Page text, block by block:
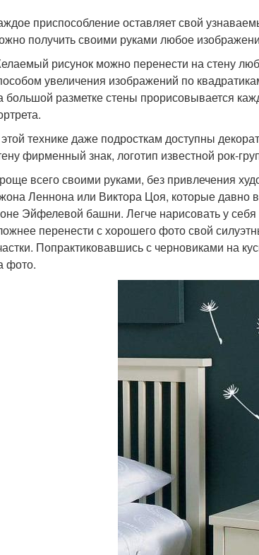
приспособление оставляет свой
получить своими руками любое
рисунок можно перенести на стену
увеличения изображений по
большой разметке стены прорисовывается
технике даже подросткам доступны
фирменный знак, логотип известной рок-
всего своими руками, без привлечения
Леннона или Виктора Цоя, которые
Эйфелевой башни. Легче нарисовать у
перенести с хорошего фото свой
Попрактиковавшись с черновиками на
фото.